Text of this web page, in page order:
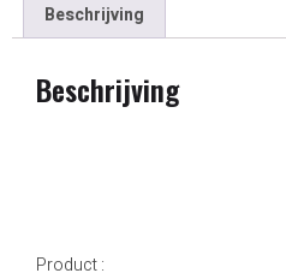
Beschrijving
Beschrijving
Product :